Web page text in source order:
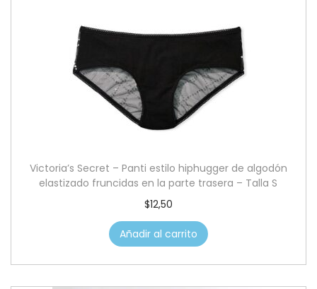
Victoria’s Secret – Panti estilo hiphugger de algodón
elastizado fruncidas en la parte trasera – Talla S
$12,50
Añadir al carrito